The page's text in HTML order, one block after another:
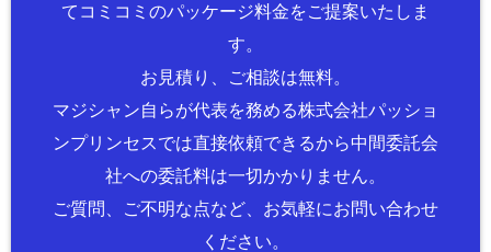
てコミコミのパッケージ料金をご提案いたしま
す。
お見積り、ご相談は無料。
マジシャン自らが代表を務める株式会社パッショ
ンプリンセスでは直接依頼できるから中間委託会
社への委託料は一切かかりません。
ご質問、ご不明な点など、お気軽にお問い合わせ
ください。